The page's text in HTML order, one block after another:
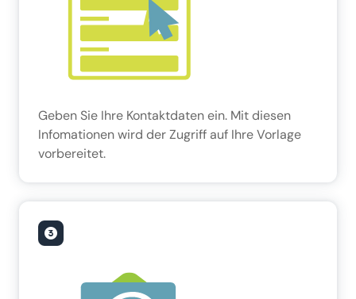
Geben Sie Ihre Kontaktdaten ein. Mit diesen
Infomationen wird der Zugriff auf Ihre Vorlage
vorbereitet.